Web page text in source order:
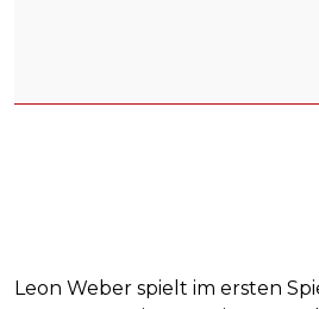
Leon Weber spielt im ersten